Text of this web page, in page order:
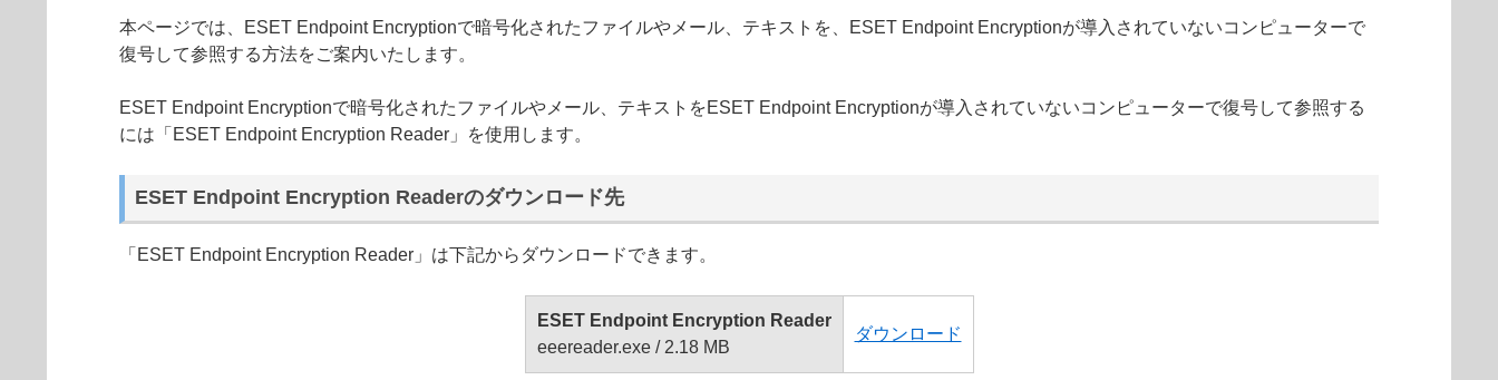
本ページでは、ESET Endpoint Encryptionで暗号化されたファイルやメール、テキストを、ESET Endpoint Encryptionが導入されていないコンピューターで
復号して参照する方法をご案内いたします。
ESET Endpoint Encryptionで暗号化されたファイルやメール、テキストをESET Endpoint Encryptionが導入されていないコンピューターで復号して参照する
には「ESET Endpoint Encryption Reader」を使用します。
ESET Endpoint Encryption Readerのダウンロード先
「ESET Endpoint Encryption Reader」は下記からダウンロードできます。
ESET Endpoint Encryption Reader
eeereader.exe / 2.18 MB
ダウンロード